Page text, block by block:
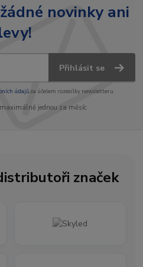
novinky ani
Přihlásit se
údajůza účelem rozesílky newsletteru.
jednou za měsíc
značek